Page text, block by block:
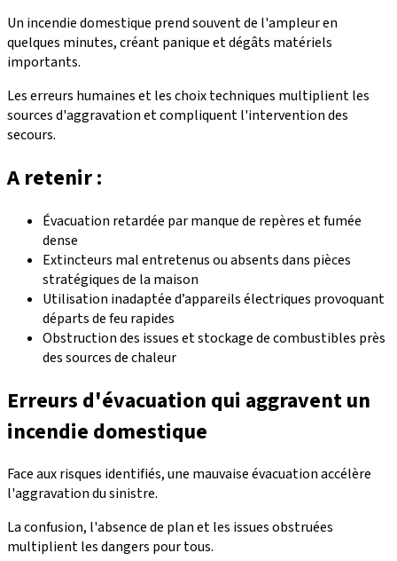
Un incendie domestique prend souvent de l'ampleur en
quelques minutes, créant panique et dégâts matériels
importants.
Les erreurs humaines et les choix techniques multiplient les
sources d'aggravation et compliquent l'intervention des
secours.
A retenir :
Évacuation retardée par manque de repères et fumée
dense
Extincteurs mal entretenus ou absents dans pièces
stratégiques de la maison
Utilisation inadaptée d’appareils électriques provoquant
départs de feu rapides
Obstruction des issues et stockage de combustibles près
des sources de chaleur
Erreurs d'évacuation qui aggravent un
incendie domestique
Face aux risques identifiés, une mauvaise évacuation accélère
l'aggravation du sinistre.
La confusion, l'absence de plan et les issues obstruées
multiplient les dangers pour tous.